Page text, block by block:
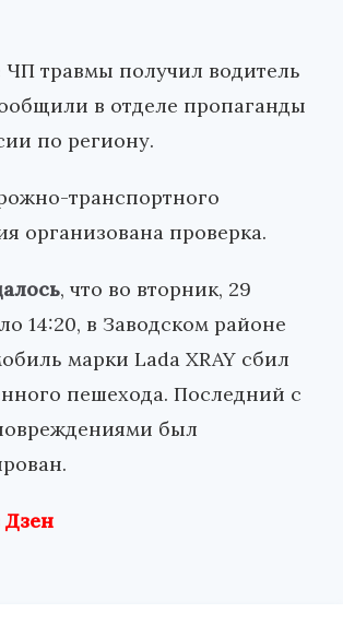
ЧП травмы получил водитель
в отделе пропаганды
по региону.
транспортного
организована проверка.
, что во вторник, 29
14:20, в Заводском районе
марки Lada XRAY сбил
пешехода. Последний с
был